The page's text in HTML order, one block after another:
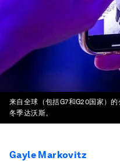
来自全球（包括G7和G20国家）
冬季达沃斯。
Gayle Markovitz